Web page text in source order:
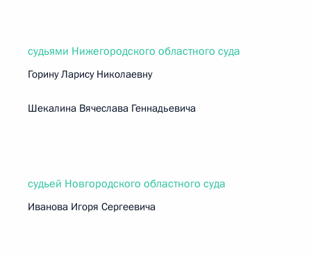
судьями Нижегородского областного суда
Горину Ларису Николаевну
Шекалина Вячеслава Геннадьевича
судьей Новгородского областного суда
Иванова Игоря Сергеевича